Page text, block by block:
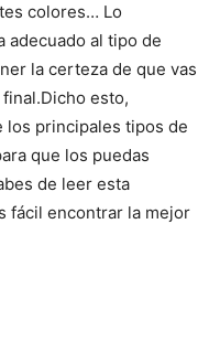
colores… Lo
adecuado al tipo de
la certeza de que vas
Dicho esto,
los principales tipos de
que los puedas
de leer esta
fácil encontrar la mejor